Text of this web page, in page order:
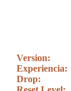
Version:
Experiencia:
Drop: